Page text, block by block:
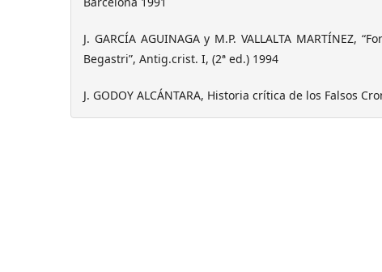
J. GARCÍA AGUINAGA y M.P. VALLALTA MARTÍNEZ,
Begastri”, Antig.crist. I, (2ª ed.) 1994
J. GODOY ALCÁNTARA, Historia crítica de los Falsos